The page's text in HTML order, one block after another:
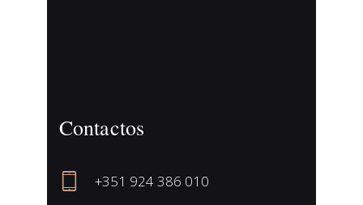
Contactos
+351 924 386 010